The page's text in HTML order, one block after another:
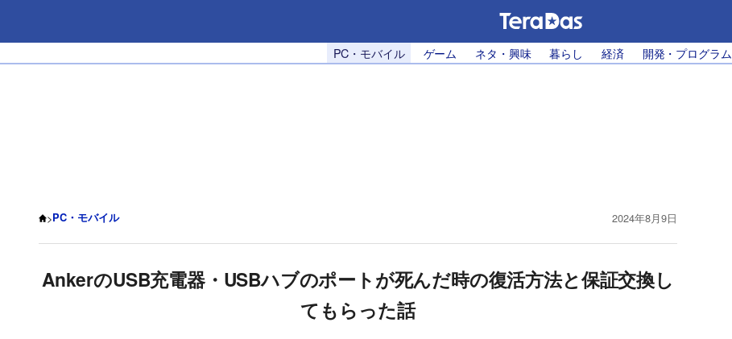
PC・モバイル ゲーム ネタ・興味 暮らし 経済 開発・プログラム
>PC・モバイル 2024年8月9日
AnkerのUSB充電器・USBハブのポートが死んだ時の復活方法と保証交換し
てもらった話